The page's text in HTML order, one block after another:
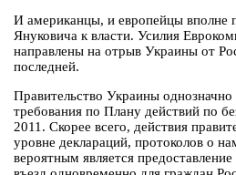
И американцы, и европейцы вполне
Януковича к власти. Усилия
направлены на отрыв Украины от
последней.
Правительство Украины
требования по Плану действий по
2011. Скорее всего, действия
уровне деклараций, протоколов о
вероятным является